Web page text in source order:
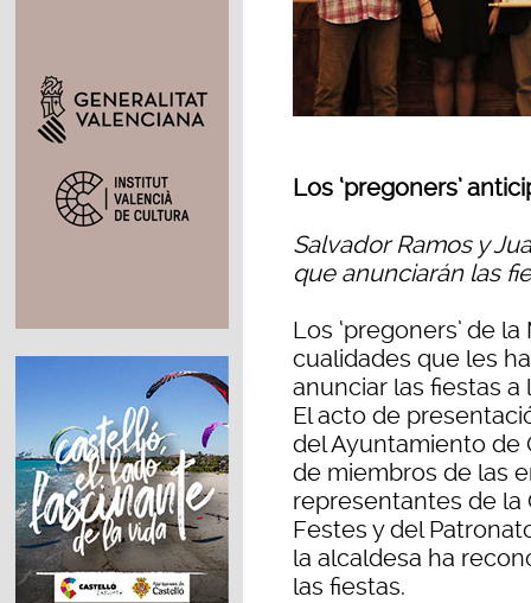
Los ‘pregoners’
Salvador Ramos y
que anunciarán las
Los ‘pregoners’ de
cualidades que les
anunciar las fiestas
El acto de
del Ayuntamiento de
de miembros de las
representantes de la
Festes y del
la alcaldesa ha
las fiestas.